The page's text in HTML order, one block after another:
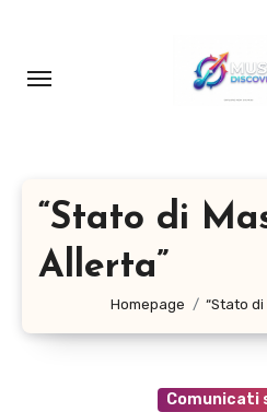
contenuto
“Stato di
Allerta”
Homepage “Stato
Comunicati